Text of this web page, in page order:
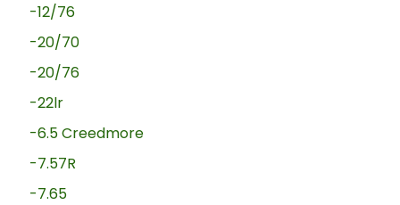
-12/76
-20/70
-20/76
-22lr
-6.5 Creedmore
-7.57R
-7.65